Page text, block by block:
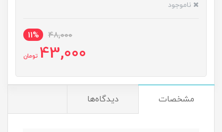
ناموجود
48,000
11%
43,000 تومان
مشخصات دیدگاه‌ها